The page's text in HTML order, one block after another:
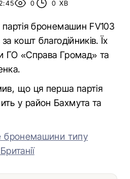
0 0 ХВ
бронемашин FV103
кошт благодійників. Їх
ГО «Справа Громад» та
що ця перша партія
у район Бахмута та
бронемашини типу